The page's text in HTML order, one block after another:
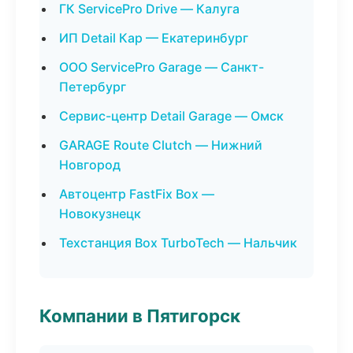
ГК ServicePro Drive — Калуга
ИП Detail Кар — Екатеринбург
ООО ServicePro Garage — Санкт-
Петербург
Сервис-центр Detail Garage — Омск
GARAGE Route Clutch — Нижний
Новгород
Автоцентр FastFix Box —
Новокузнецк
Техстанция Box TurboTech — Нальчик
Компании в Пятигорск